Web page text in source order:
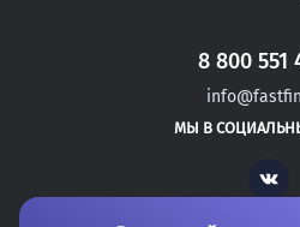
САНКТ-
8 800 551
МЫ В
Vk